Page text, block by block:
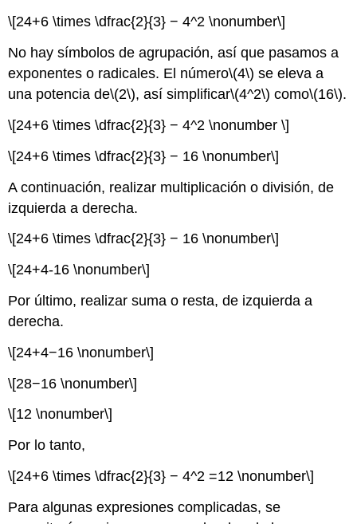
\[24+6 \times \dfrac{2}{3} − 4^2 \nonumber\]
No hay símbolos de agrupación, así que pasamos a
exponentes o radicales. El número\(4\) se eleva a
una potencia de\(2\), así simplificar\(4^2\) como\(16\).
\[24+6 \times \dfrac{2}{3} − 4^2 \nonumber \]
\[24+6 \times \dfrac{2}{3} − 16 \nonumber\]
A continuación, realizar multiplicación o división, de
izquierda a derecha.
\[24+6 \times \dfrac{2}{3} − 16 \nonumber\]
\[24+4-16 \nonumber\]
Por último, realizar suma o resta, de izquierda a
derecha.
\[24+4−16 \nonumber\]
\[28−16 \nonumber\]
\[12 \nonumber\]
Por lo tanto,
\[24+6 \times \dfrac{2}{3} − 4^2 =12 \nonumber\]
Para algunas expresiones complicadas, se